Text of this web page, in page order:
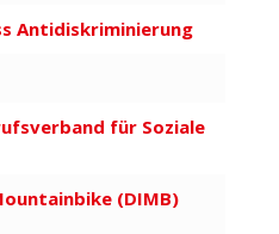
Anti­dis­kri­mi­nierung
für Soziale
(DIMB)